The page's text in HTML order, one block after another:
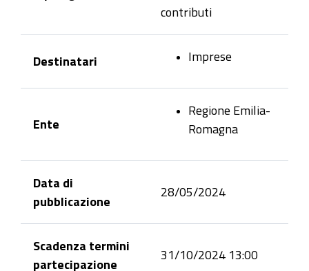
contributi
Destinatari Imprese
Ente
Regione Emilia-
Romagna
Data di
pubblicazione
28/05/2024
Scadenza termini
partecipazione
31/10/2024 13:00